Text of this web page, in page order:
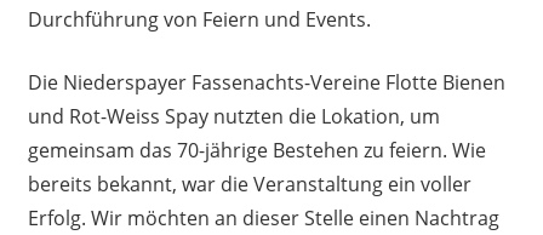
Durchführung von Feiern und Events.
Die Niederspayer Fassenachts-Vereine Flotte Bienen
und Rot-Weiss Spay nutzten die Lokation, um
gemeinsam das 70-jährige Bestehen zu feiern. Wie
bereits bekannt, war die Veranstaltung ein voller
Erfolg. Wir möchten an dieser Stelle einen Nachtrag